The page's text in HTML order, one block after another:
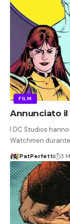
FILM
Annunciato
I DC Studios
Watchmen
PatPerfetti 3